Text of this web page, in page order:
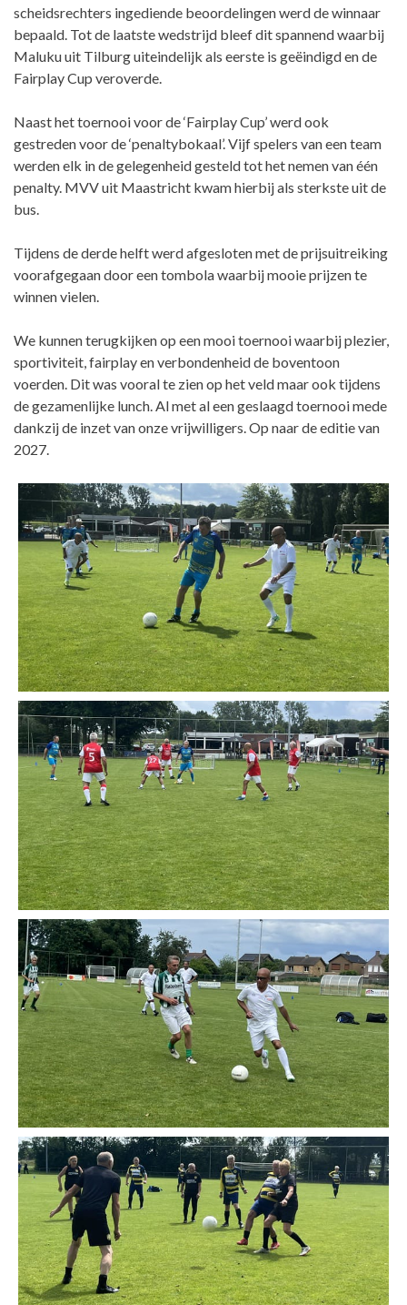
scheidsrechters ingediende beoordelingen werd de winnaar
bepaald. Tot de laatste wedstrijd bleef dit spannend waarbij
Maluku uit Tilburg uiteindelijk als eerste is geëindigd en de
Fairplay Cup veroverde.
Naast het toernooi voor de ‘Fairplay Cup’ werd ook
gestreden voor de ‘penaltybokaal’. Vijf spelers van een team
werden elk in de gelegenheid gesteld tot het nemen van één
penalty. MVV uit Maastricht kwam hierbij als sterkste uit de
bus.
Tijdens de derde helft werd afgesloten met de prijsuitreiking
voorafgegaan door een tombola waarbij mooie prijzen te
winnen vielen.
We kunnen terugkijken op een mooi toernooi waarbij plezier,
sportiviteit, fairplay en verbondenheid de boventoon
voerden. Dit was vooral te zien op het veld maar ook tijdens
de gezamenlijke lunch. Al met al een geslaagd toernooi mede
dankzij de inzet van onze vrijwilligers. Op naar de editie van
2027.